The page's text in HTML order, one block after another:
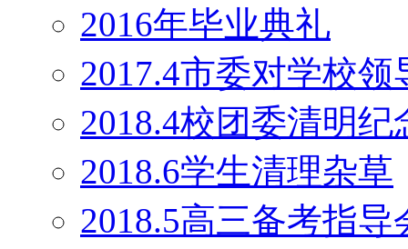
2016年毕业典礼
2017.4市委对学校
2018.4校团委清明纪
2018.6学生清理杂草
2018.5高三备考指导